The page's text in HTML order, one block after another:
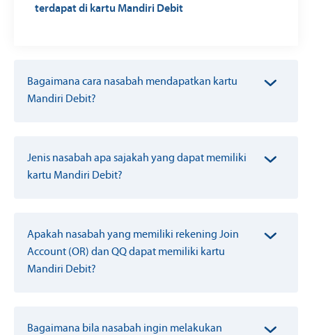
terdapat di kartu Mandiri Debit
Bagaimana cara nasabah mendapatkan kartu
Mandiri Debit?
Jenis nasabah apa sajakah yang dapat memiliki
kartu Mandiri Debit?
Apakah nasabah yang memiliki rekening Join
Account (OR) dan QQ dapat memiliki kartu
Mandiri Debit?
Bagaimana bila nasabah ingin melakukan